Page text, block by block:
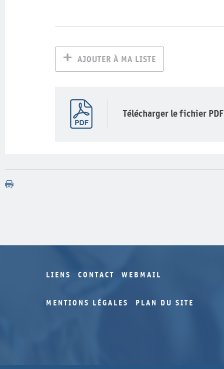
AJOUTER À MA LISTE
Télécharger le fichier PDF
LIENS CONTACT WEBMAIL
MENTIONS LÉGALES PLAN DU SITE